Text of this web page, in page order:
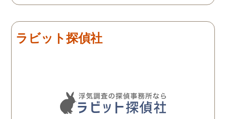
り入れ、細かく打ち合わせ
た。調査を行った日はその
日の報告を入れてくれたり
聞いて頂いたりと精神的に
も助かりました。 報告書や
調査の動画を見せてもらっ
さんも紹介していただき
した！ありがとうござい
ラビット探偵社